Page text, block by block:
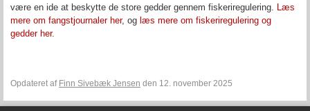
være en ide at beskytte de store gedder gennem fiskeriregulering. Læs
mere om fangstjournaler her, og læs mere om fiskeriregulering og
gedder her.
Opdateret af Finn Sivebæk Jensen den 12. november 2025